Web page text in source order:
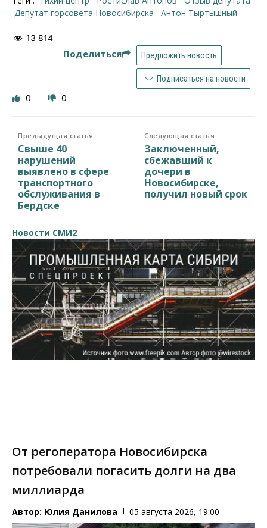
депутат горсовета Новосибирска
Антон Тыртышный
13 814
Поделиться Предложить новость
Подписаться на новости
0 0
Предыдущая статья
Свыше 40
нарушений
выявлено в сфере
транспортного
обслуживания в
Бердске
Следующая статья
Заключенный,
сбежавший к
дочери в
Новосибирске,
получил новый срок
Новости СМИ2
От регоператора Новосибирска
потребовали погасить долги на два
миллиарда
Автор: Юлия Данилова 05 августа 2026, 19:00